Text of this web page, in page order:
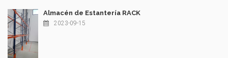
Almacén de Estantería RACK
2023-09-15